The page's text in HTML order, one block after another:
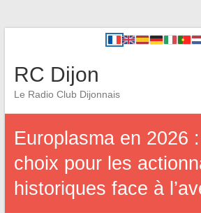
RC Dijon
Le Radio Club Dijonnais
Europlasma en 2026
choix pour les
historiques face à